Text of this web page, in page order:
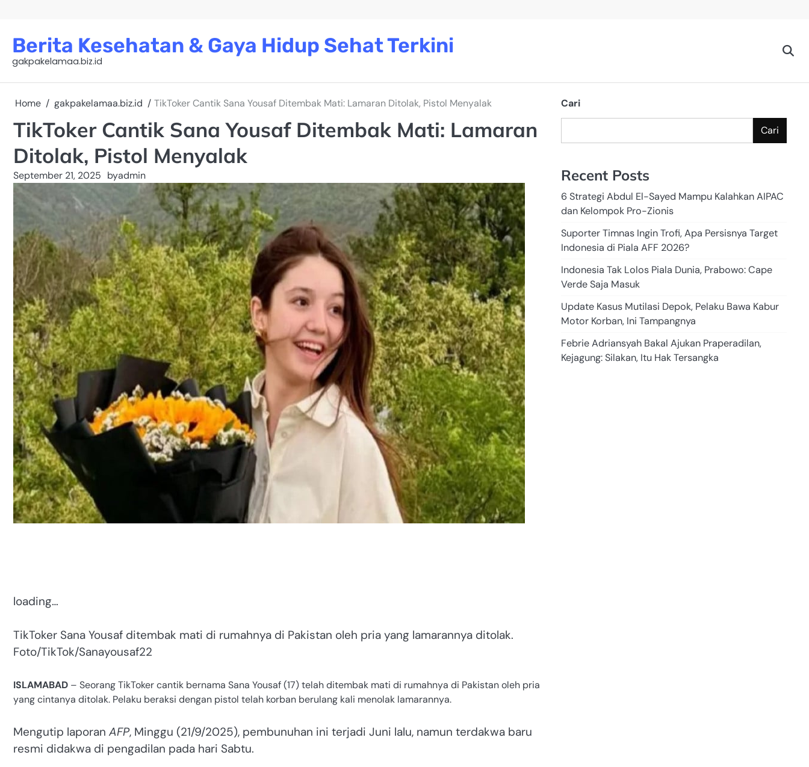
contentBerita Kesehatan & Gaya Hidup Sehat Terkini
gakpakelamaa.biz.id
Home gakpakelamaa.biz.id TikToker Cantik Sana Yousaf Ditembak Mati: Lamaran Ditolak, Pistol Menyalak
TikToker Cantik Sana Yousaf Ditembak Mati: Lamaran
Ditolak, Pistol Menyalak
September 21, 2025 byadmin
loading…
TikToker Sana Yousaf ditembak mati di rumahnya di Pakistan oleh pria yang lamarannya ditolak.
Foto/TikTok/Sanayousaf22
ISLAMABAD – Seorang TikToker cantik bernama Sana Yousaf (17) telah ditembak mati di rumahnya di Pakistan oleh pria
yang cintanya ditolak. Pelaku beraksi dengan pistol telah korban berulang kali menolak lamarannya.
Mengutip laporan AFP, Minggu (21/9/2025), pembunuhan ini terjadi Juni lalu, namun terdakwa baru
resmi didakwa di pengadilan pada hari Sabtu.
Cari
Cari
Recent Posts
6 Strategi Abdul El-Sayed Mampu Kalahkan AIPAC
dan Kelompok Pro-Zionis
Suporter Timnas Ingin Trofi, Apa Persisnya Target
Indonesia di Piala AFF 2026?
Indonesia Tak Lolos Piala Dunia, Prabowo: Cape
Verde Saja Masuk
Update Kasus Mutilasi Depok, Pelaku Bawa Kabur
Motor Korban, Ini Tampangnya
Febrie Adriansyah Bakal Ajukan Praperadilan,
Kejagung: Silakan, Itu Hak Tersangka